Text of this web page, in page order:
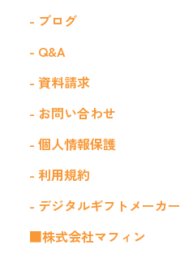
- ブログ
- Q&A
- 資料請求
- お問い合わせ
- 個人情報保護
- 利用規約
- デジタルギフトメーカー
■株式会社マフィン